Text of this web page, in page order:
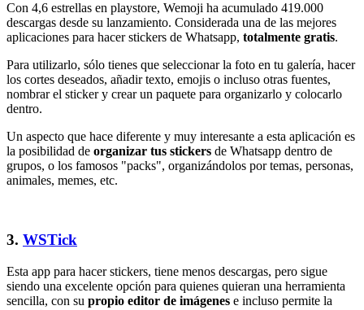
Con 4,6 estrellas en playstore, Wemoji ha acumulado 419.000
descargas desde su lanzamiento. Considerada una de las mejores
aplicaciones para hacer stickers de Whatsapp, totalmente gratis.
Para utilizarlo, sólo tienes que seleccionar la foto en tu galería, hacer
los cortes deseados, añadir texto, emojis o incluso otras fuentes,
nombrar el sticker y crear un paquete para organizarlo y colocarlo
dentro.
Un aspecto que hace diferente y muy interesante a esta aplicación es
la posibilidad de organizar tus stickers de Whatsapp dentro de
grupos, o los famosos "packs", organizándolos por temas, personas,
animales, memes, etc.
3. WSTick
Esta app para hacer stickers, tiene menos descargas, pero sigue
siendo una excelente opción para quienes quieran una herramienta
sencilla, con su propio editor de imágenes e incluso permite la